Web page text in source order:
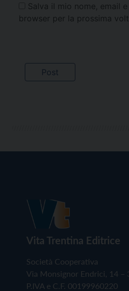
Salva il mio nome, email
browser per la prossima
Vita Trentina Editrice
Società Cooperativa
Via Monsignor Endrici, 14 –
P.IVA e C.F. 00199960220